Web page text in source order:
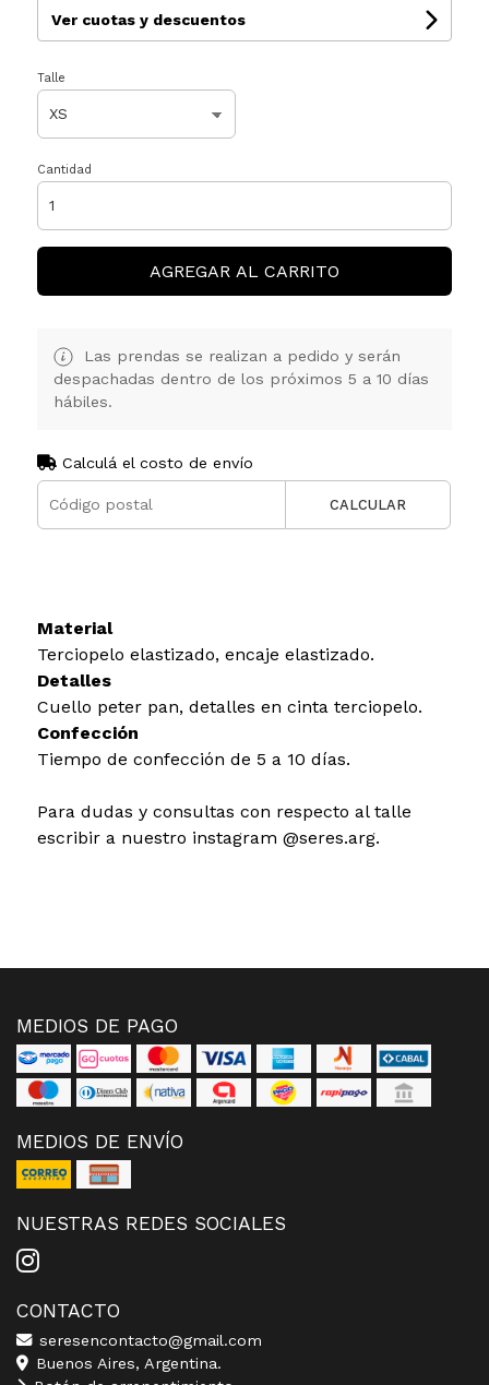
Ver cuotas y descuentos
Talle
Cantidad
AGREGAR AL CARRITO
Las prendas se realizan a pedido y serán
despachadas dentro de los próximos 5 a 10 días
hábiles.
Calculá el costo de envío
CALCULAR
Material
Terciopelo elastizado, encaje elastizado.
Detalles
Cuello peter pan, detalles en cinta terciopelo.
Confección
Tiempo de confección de 5 a 10 días.
Para dudas y consultas con respecto al talle
escribir a nuestro instagram @seres.arg.
MEDIOS DE PAGO
MEDIOS DE ENVÍO
NUESTRAS REDES SOCIALES
CONTACTO
seresencontacto@gmail.com
Buenos Aires, Argentina.